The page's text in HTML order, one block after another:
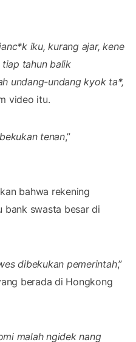
iku, kurang ajar, kene
tahun balik
undang-undang kyok ta*,
video itu.
tenan,”
bahwa rekening
bank swasta besar di
dibekukan pemerintah,”
berada di Hongkong
malah ngidek nang